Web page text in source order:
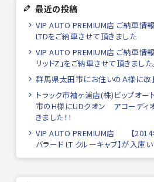
最近の投稿
VIP AUTO PREMIUM店 ご納車情報
LTDをご納車させて頂きました
VIP AUTO PREMIUM店 ご納車情報
リッドZ」をご納車させて頂きました。
群馬県太田市にお住いのＡ様に改
トラック市袖ヶ浦店(株)ビップオー
市のH様にUDクオン アコーディ
きました！！
VIP AUTO PREMIUM店 【2014
バラード LT クルーキャブ】が入庫い